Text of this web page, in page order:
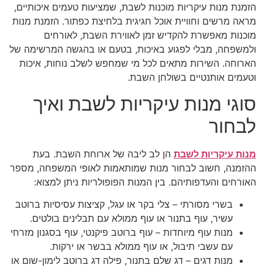
הזמנת מנות עיקריות מוכנות לשבת, שמציעות טעמים איכותיים,
מראה מרשים וחוויית אוכל חגיגית בלחיצת כפתור. הזמנת מנות
מוכנות מאפשרת להקדיש זמן לאווירת השבת, לאורחים
ולמשפחה, מבלי לפגוע באיכות, בטעם או בהגשה המרשימה של
הארוחה. השירות מתאים לכל מי שמחפש לשלב נוחות, איכות
וטעמים אותנטיים בשולחן השבת.
סוגי מנות עיקריות לשבת ואיך
לבחור
מנות עיקריות לשבת הן לב ליבה של ארוחת השבת. בעת
ההזמנה, חשוב לבחור מנות שמותאמות לאופי המשפחה, מספר
האורחים והעדפותיהם. בין המנות הפופולריות ניתן למצוא:
בשרי מסורתי – צלי בקר או עגל, קציצות עסיסיות ברוטב
עשיר, עוף בתנור או עוף ממולא עם תבלינים בולטים.
מנות עוף מיוחדות – עוף ברוטב פיקנטי, עוף בסגנון מזרחי
עם עשבי תיבול, או עוף ממולא בבשר או ירקות.
מנות דגים – דג שלם בתנור, פילה דג ברוטב לימון-שום או